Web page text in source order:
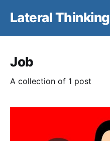
Lateral Thinking
Job
A collection of 1 post